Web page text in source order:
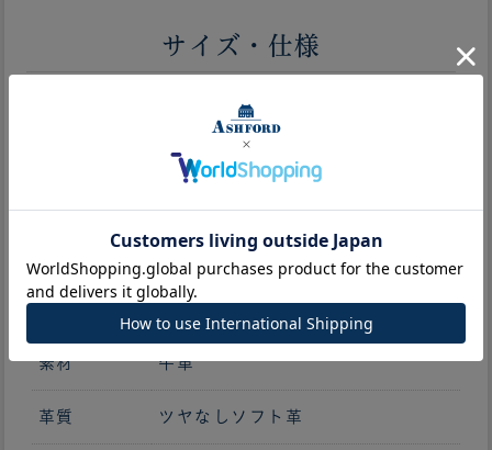
サイズ・仕様
H 160mm x W 125mm
13mm（約100枚収納）
素材 牛革
革質 ツヤなしソフト革